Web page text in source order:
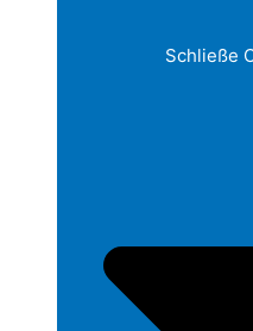
Schließe